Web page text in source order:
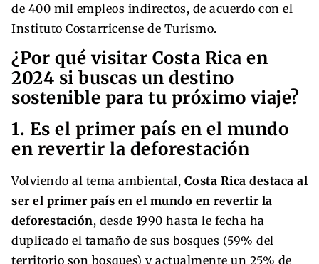
de 400 mil empleos indirectos, de acuerdo con el
Instituto Costarricense de Turismo.
¿Por qué visitar Costa Rica en
2024 si buscas un destino
sostenible para tu próximo viaje?
1. Es el primer país en el mundo
en revertir la deforestación
Volviendo al tema ambiental, Costa Rica destaca al
ser el primer país en el mundo en revertir la
deforestación, desde 1990 hasta le fecha ha
duplicado el tamaño de sus bosques (59% del
territorio son bosques) y actualmente un 25% de